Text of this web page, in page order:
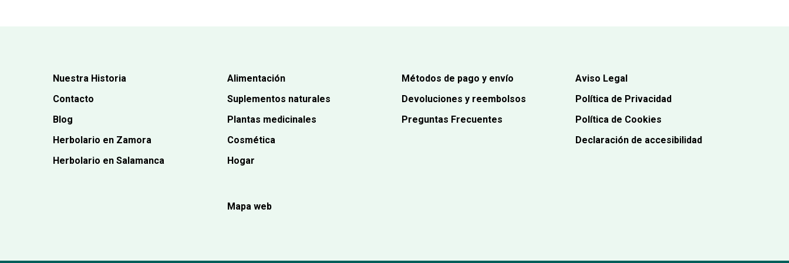
Nuestra Historia
Contacto
Blog
Herbolario en Zamora
Herbolario en Salamanca
Alimentación
Suplementos naturales
Plantas medicinales
Cosmética
Hogar
Mapa web
Métodos de pago y envío
Devoluciones y reembolsos
Preguntas Frecuentes
Aviso Legal
Política de Privacidad
Política de Cookies
Declaración de accesibilidad